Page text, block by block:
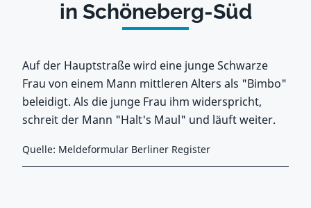
in Schöneberg-Süd
Auf der Hauptstraße wird eine junge Schwarze
Frau von einem Mann mittleren Alters als "Bimbo"
beleidigt. Als die junge Frau ihm widerspricht,
schreit der Mann "Halt's Maul" und läuft weiter.
Quelle: Meldeformular Berliner Register